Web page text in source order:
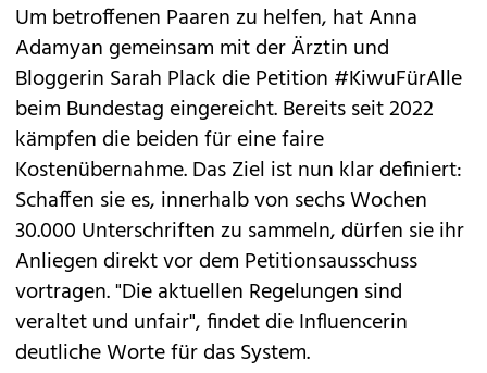
Um betroffenen Paaren zu helfen, hat Anna
Adamyan gemeinsam mit der Ärztin und
Bloggerin Sarah Plack die Petition #KiwuFürAlle
beim Bundestag eingereicht. Bereits seit 2022
kämpfen die beiden für eine faire
Kostenübernahme. Das Ziel ist nun klar definiert:
Schaffen sie es, innerhalb von sechs Wochen
30.000 Unterschriften zu sammeln, dürfen sie ihr
Anliegen direkt vor dem Petitionsausschuss
vortragen. "Die aktuellen Regelungen sind
veraltet und unfair", findet die Influencerin
deutliche Worte für das System.